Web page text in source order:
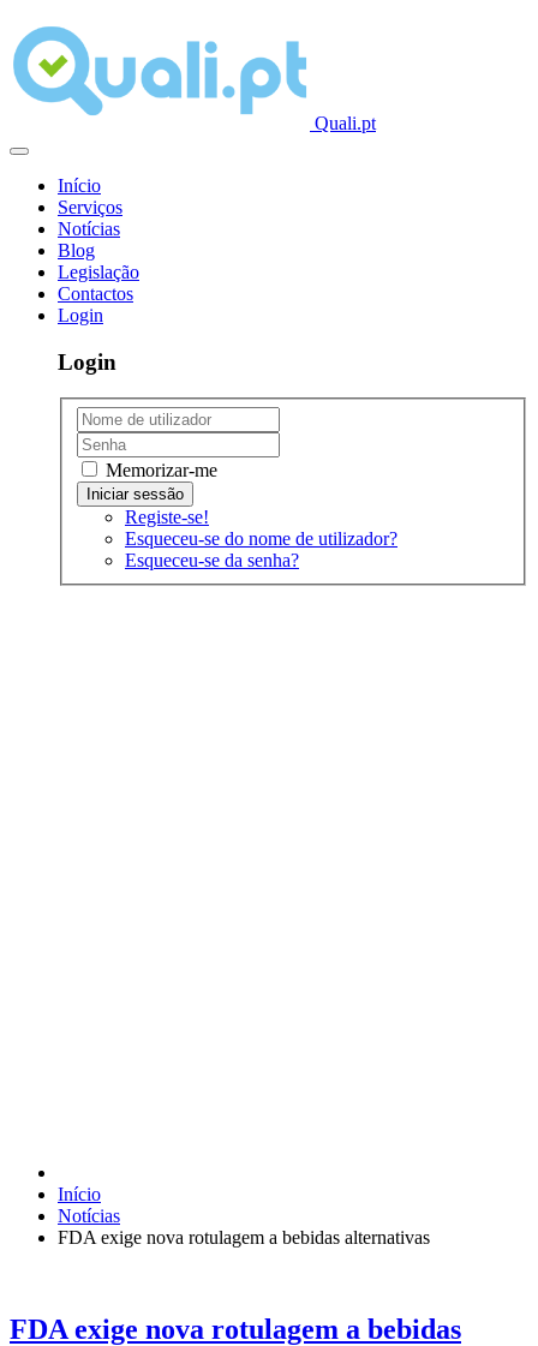
Quali.pt
Início
Serviços
Notícias
Blog
Legislação
Contactos
Login
Login
Memorizar-me
Registe-se!
Esqueceu-se do nome de utilizador?
Esqueceu-se da senha?
Início
Notícias
FDA exige nova rotulagem a bebidas alternativas
FDA exige nova rotulagem a bebidas